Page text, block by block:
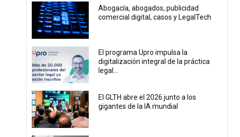
Abogacía, abogados, publicidad
comercial digital, casos y LegalTech
El programa Upro impulsa la
digitalización integral de la práctica
legal...
El GLTH abre el 2026 junto a los
gigantes de la IA mundial